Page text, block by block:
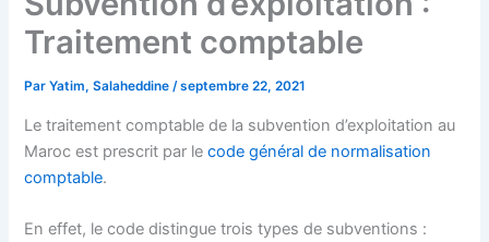
Traitement comptable
ParYatim, Salaheddine/septembre 22, 2021
Le traitement comptable de la subvention d’exploitation au
Maroc est prescrit par lecode général de normalisation
comptable.
En effet, le code distingue trois types de subventions :